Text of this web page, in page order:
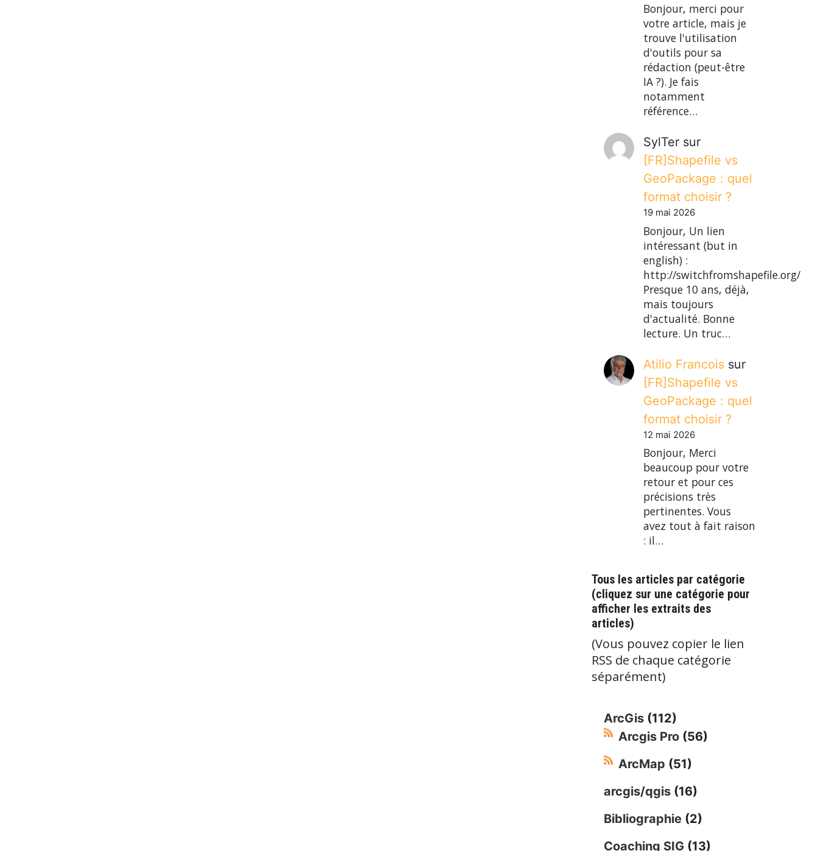
Bonjour, merci pour
votre article, mais je
trouve l'utilisation
d'outils pour sa
rédaction (peut-être
IA ?). Je fais
notamment
référence…
SylTer sur
[FR]Shapefile vs
GeoPackage : quel
format choisir ?
19 mai 2026
Bonjour, Un lien
intéressant (but in
english) :
http://switchfromshapefile.org/
Presque 10 ans, déjà,
mais toujours
d'actualité. Bonne
lecture. Un truc…
Atilio Francois sur
[FR]Shapefile vs
GeoPackage : quel
format choisir ?
12 mai 2026
Bonjour, Merci
beaucoup pour votre
retour et pour ces
précisions très
pertinentes. Vous
avez tout à fait raison
: il…
Tous les articles par catégorie
(cliquez sur une catégorie pour
afficher les extraits des
articles)
(Vous pouvez copier le lien
RSS de chaque catégorie
séparément)
ArcGis (112)
Arcgis Pro (56)
ArcMap (51)
arcgis/qgis (16)
Bibliographie (2)
Coaching SIG (13)